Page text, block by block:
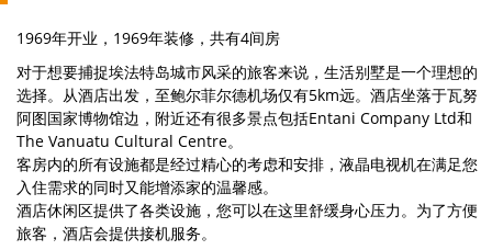
1969年开业，1969年装修，共有4间房
对于想要捕捉埃法特岛城市风采的旅客来说，生活别墅是一个理想的
选择。从酒店出发，至鲍尔菲尔德机场仅有5km远。酒店坐落于瓦努
阿图国家博物馆边，附近还有很多景点包括Entani Company Ltd和
The Vanuatu Cultural Centre。
客房内的所有设施都是经过精心的考虑和安排，液晶电视机在满足您
入住需求的同时又能增添家的温馨感。
酒店休闲区提供了各类设施，您可以在这里舒缓身心压力。为了方便
旅客，酒店会提供接机服务。